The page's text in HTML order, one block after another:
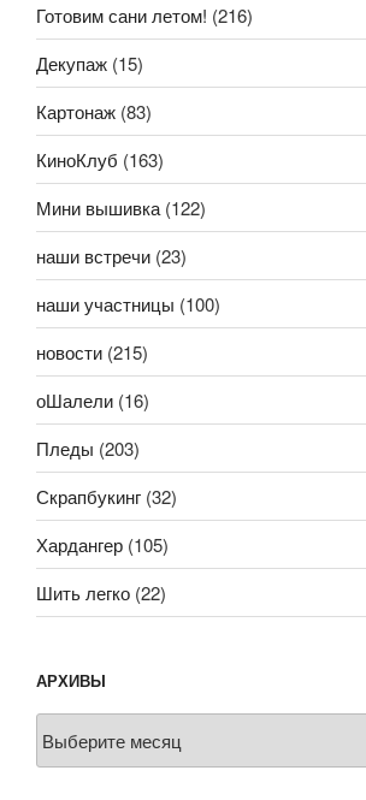
Готовим сани летом! (216)
Декупаж (15)
Картонаж (83)
КиноКлуб (163)
Мини вышивка (122)
наши встречи (23)
наши участницы (100)
новости (215)
оШалели (16)
Пледы (203)
Скрапбукинг (32)
Хардангер (105)
Шить легко (22)
АРХИВЫ